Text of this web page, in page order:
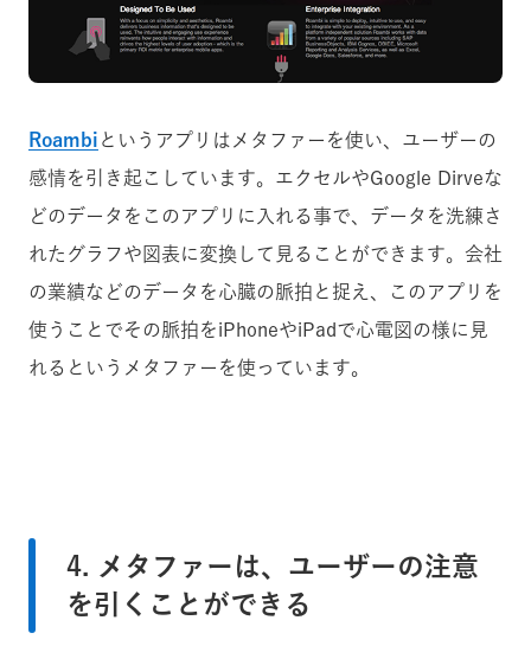
Roambi というアプリはメタファーを使い、ユーザーの
感情を引き起こしています。エクセルやGoogle Dirveな
どのデータをこのアプリに入れる事で、データを洗練さ
れたグラフや図表に変換して見ることができます。会社
の業績などのデータを心臓の脈拍と捉え、このアプリを
使うことでその脈拍をiPhoneやiPadで心電図の様に見
れるというメタファーを使っています。
4. メタファーは、ユーザーの注意
を引くことができる